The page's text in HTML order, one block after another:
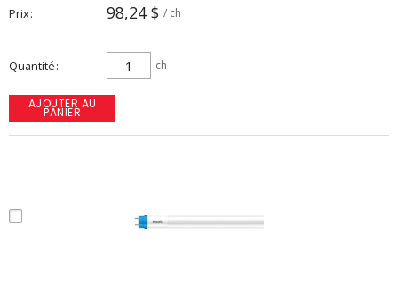
Prix 98,24 $ / ch
Quantité ch
AJOUTER AU
PANIER